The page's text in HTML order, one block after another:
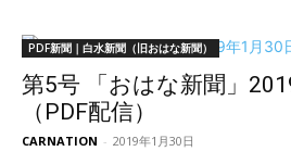
PDF新聞｜白水新聞（旧おはな新聞）
第5号 「おはな新聞」
（PDF配信）
CARNATION - 2019年1月30日